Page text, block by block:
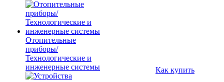
Отопительные
приборы/
Технологические и
инженерные системы
Как купить